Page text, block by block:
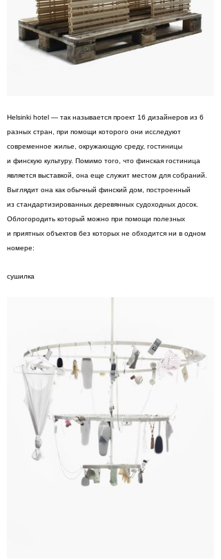
Helsinki hotel — так называется проект 16 дизайнеров из 6
разных стран, при помощи которого они исследуют
современное жилье, окружающую среду, гостиницы
и финскую культуру. Помимо того, что финская гостиница
является выставкой, она еще служит местом для собраний.
Выглядит она как обычный финский дом, построенный
из стандартизированных деревянных судоходных досок.
Облогородить который можно при помощи полезных
и приятных объектов без которых не обходится ни в одном
номере:
сушилка